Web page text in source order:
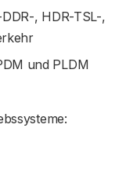
, HDR-TSL-,
und PLDM